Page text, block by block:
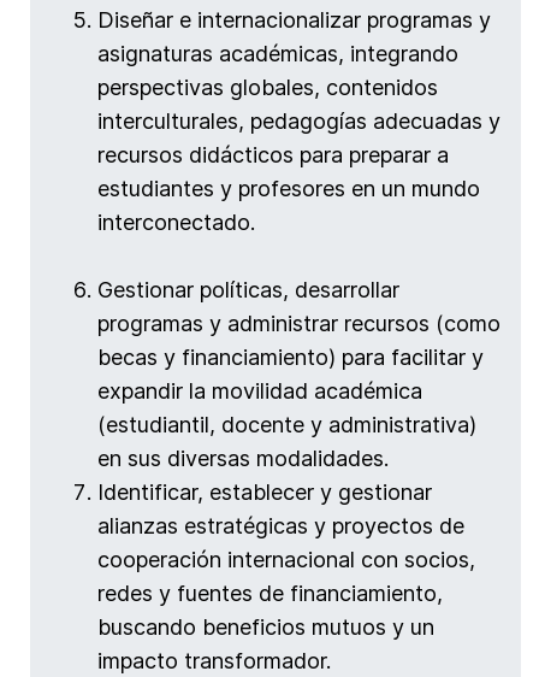
Diseñar e internacionalizar programas y
asignaturas académicas, integrando
perspectivas globales, contenidos
interculturales, pedagogías adecuadas y
recursos didácticos para preparar a
estudiantes y profesores en un mundo
interconectado.
Gestionar políticas, desarrollar
programas y administrar recursos (como
becas y financiamiento) para facilitar y
expandir la movilidad académica
(estudiantil, docente y administrativa)
en sus diversas modalidades.
⁠Identificar, establecer y gestionar
alianzas estratégicas y proyectos de
cooperación internacional con socios,
redes y fuentes de financiamiento,
buscando beneficios mutuos y un
impacto transformador.